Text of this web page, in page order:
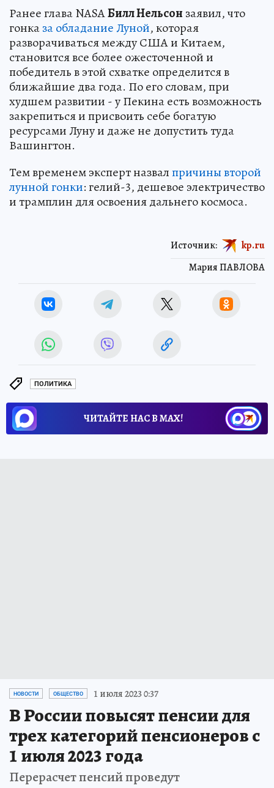
Ранее глава NASAБилл Нельсон заявил, что
гонказа обладание Луной, которая
разворачиваться между США и Китаем,
становится все более ожесточенной и
победитель в этой схватке определится в
ближайшие два года. По его словам, при
худшем развитии - у Пекина есть возможность
закрепиться и присвоить себе богатую
ресурсами Луну и даже не допустить туда
Вашингтон.
Тем временем эксперт назвалпричины второй
лунной гонки: гелий-3, дешевое электричество
и трамплин для освоения дальнего космоса.
Мария ПАВЛОВА
Источник: kp.ru
ПОЛИТИКА
ЧИТАЙТЕ НАС В МАХ!
НОВОСТИ ОБЩЕСТВО 1 июля 2023 0:37
В России повысят пенсии для
трех категорий пенсионеров с
1 июля 2023 года
Перерасчет пенсий проведут